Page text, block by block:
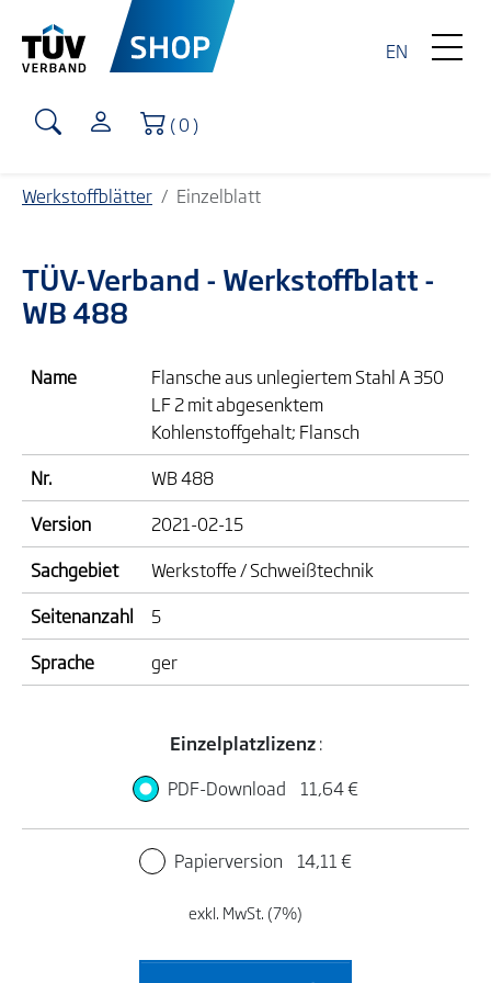
EN
Warenkorb
( 0 )
Werkstoffblätter Einzelblatt
TÜV-Verband - Werkstoffblatt -
WB 488
Name
Flansche aus unlegiertem Stahl A 350
LF 2 mit abgesenktem
Kohlenstoffgehalt; Flansch
Nr.
WB 488
Version
2021-02-15
Sachgebiet
Werkstoffe / Schweißtechnik
Seitenanzahl
5
Sprache
ger
Einzelplatzlizenz:
PDF-Download
11,64 €
Papierversion 14,11 €
exkl. MwSt. (7%)